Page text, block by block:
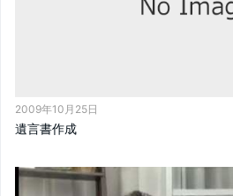
2009年10月25日
遺言書作成